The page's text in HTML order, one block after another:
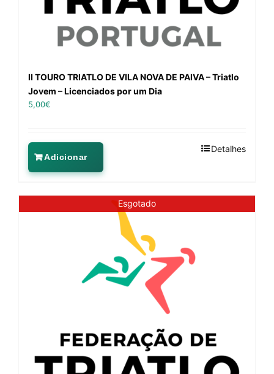
II TOURO TRIATLO DE VILA NOVA DE PAIVA – Triatlo
Jovem – Licenciados por um Dia
5,00€
Adicionar
Detalhes
Esgotado